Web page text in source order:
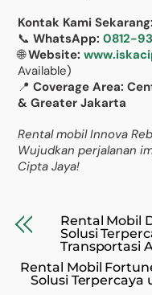
Kontak Kami Sekarang:
📞WhatsApp:0812-
🌐Website:
Available)
📍Coverage Area:
& Greater Jakarta
Rental mobil Innova
Wujudkan perjalanan
Cipta Jaya!
Rental Mobil
Solusi
Transportasi
Rental Mobil
Solusi